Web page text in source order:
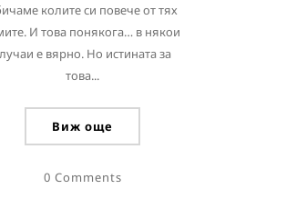
колите си повече от тях
И това понякога… в някои
е вярно. Но истината за
това...
Виж още
0 Comments